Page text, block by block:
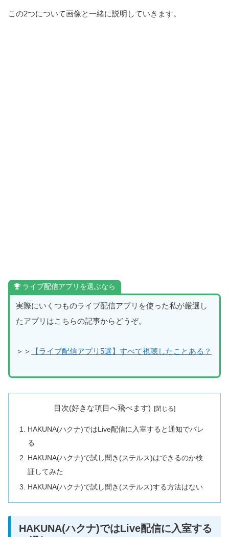
この2つについて画像と一緒に説明していきます。
ライブ配信アプリを選ぶなら
実際にいくつものライブ配信アプリを使った私が厳選し
たアプリはこちらの記事からどうぞ。
＞＞ 【ライブ配信アプリ5選】すべて視聴したことある？
目次(好きな項目へ飛べます)
HAKUNA(ハクナ)ではLive配信に入室すると通知でバレ
る
HAKUNA(ハクナ)で試し聞き(ステルス)はできるのか検
証してみた
HAKUNA(ハクナ)で試し聞き(ステルス)する方法はない
HAKUNA(ハクナ)ではLive配信に入室する